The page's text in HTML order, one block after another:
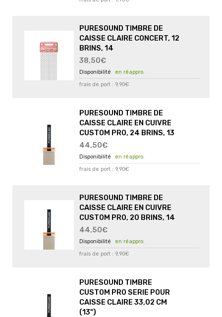
PURESOUND TIMBRE DE
CAISSE CLAIRE CONCERT, 12
BRINS, 14
38,50€
en réappro.
frais de port : 9,90€
PURESOUND TIMBRE DE
CAISSE CLAIRE EN CUIVRE
CUSTOM PRO, 24 BRINS, 13
44,50€
en réappro.
frais de port : 9,90€
PURESOUND TIMBRE DE
CAISSE CLAIRE EN CUIVRE
CUSTOM PRO, 20 BRINS, 14
44,50€
en réappro.
frais de port : 9,90€
PURESOUND TIMBRE
CUSTOM PRO SERIE POUR
CAISSE CLAIRE 33,02 CM
(13")